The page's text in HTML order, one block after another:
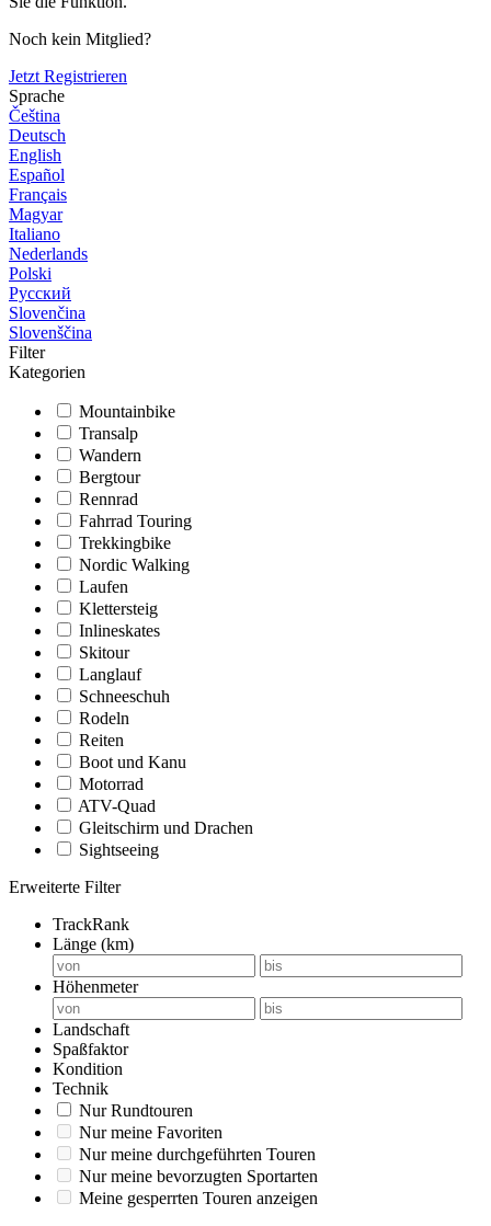
Noch kein Mitglied?
Jetzt Registrieren
Sprache
Čeština
Deutsch
English
Español
Français
Magyar
Italiano
Nederlands
Polski
Русский
Slovenčina
Slovenščina
Filter
Kategorien
Mountainbike
Transalp
Wandern
Bergtour
Rennrad
Fahrrad Touring
Trekkingbike
Nordic Walking
Laufen
Klettersteig
Inlineskates
Skitour
Langlauf
Schneeschuh
Rodeln
Reiten
Boot und Kanu
Motorrad
ATV-Quad
Gleitschirm und Drachen
Sightseeing
Erweiterte Filter
TrackRank
Länge (km)
Höhenmeter
Landschaft
Spaßfaktor
Kondition
Technik
Nur Rundtouren
Nur meine Favoriten
Nur meine durchgeführten Touren
Nur meine bevorzugten Sportarten
Meine gesperrten Touren anzeigen